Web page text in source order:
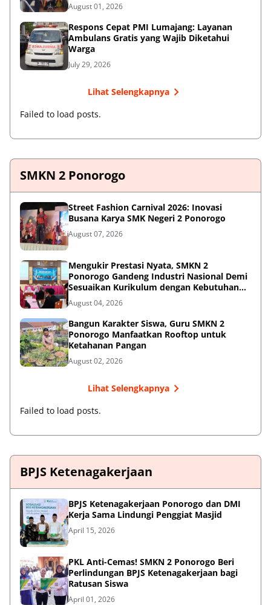
August 01, 2026
Respons Cepat PMI Lumajang: Layanan
Ambulans Gratis yang Wajib Diketahui
Warga
July 29, 2026
Lihat Selengkapnya
Failed to load posts.
SMKN 2 Ponorogo
Street Fashion Carnival 2026: Inovasi
Busana Karya SMK Negeri 2 Ponorogo
August 07, 2026
Mengukir Prestasi Nyata, SMKN 2
Ponorogo Gandeng Industri Nasional Demi
Sesuaikan Kurikulum dengan Kebutuhan
Dunia Kerja
August 04, 2026
Bangun Karakter Siswa, Guru SMKN 2
Ponorogo Manfaatkan Rooftop untuk
Ketahanan Pangan
August 02, 2026
Lihat Selengkapnya
Failed to load posts.
BPJS Ketenagakerjaan
BPJS Ketenagakerjaan Ponorogo dan DMI
Kerja Sama Lindungi Penggiat Masjid
April 15, 2026
PKL Anti-Cemas! SMKN 2 Ponorogo Beri
Perlindungan BPJS Ketenagakerjaan bagi
Ratusan Siswa
April 01, 2026